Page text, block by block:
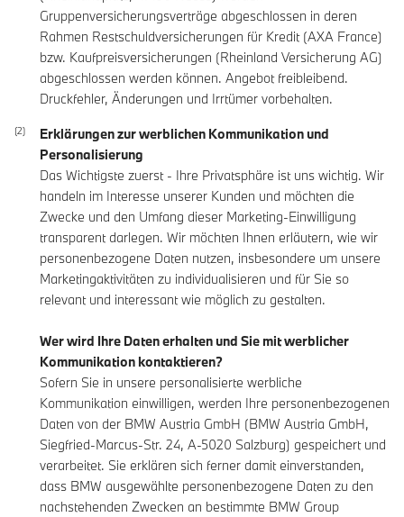
Gruppenversicherungsverträge abgeschlossen in deren
Rahmen Restschuldversicherungen für Kredit (AXA France)
bzw. Kaufpreisversicherungen (Rheinland Versicherung AG)
abgeschlossen werden können. Angebot freibleibend.
Druckfehler, Änderungen und Irrtümer vorbehalten.
Erklärungen zur werblichen Kommunikation und
Personalisierung
Das Wichtigste zuerst - Ihre Privatsphäre ist uns wichtig. Wir
handeln im Interesse unserer Kunden und möchten die
Zwecke und den Umfang dieser Marketing-Einwilligung
transparent darlegen. Wir möchten Ihnen erläutern, wie wir
personenbezogene Daten nutzen, insbesondere um unsere
Marketingaktivitäten zu individualisieren und für Sie so
relevant und interessant wie möglich zu gestalten.
Wer wird Ihre Daten erhalten und Sie mit werblicher
Kommunikation kontaktieren?
Sofern Sie in unsere personalisierte werbliche
Kommunikation einwilligen, werden Ihre personenbezogenen
Daten von der BMW Austria GmbH (BMW Austria GmbH,
Siegfried-Marcus-Str. 24, A-5020 Salzburg) gespeichert und
verarbeitet. Sie erklären sich ferner damit einverstanden,
dass BMW ausgewählte personenbezogene Daten zu den
nachstehenden Zwecken an bestimmte BMW Group